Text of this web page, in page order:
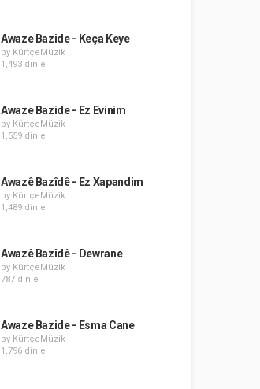
Awaze Bazide - Keça Keye
by KürtçeMüzik
1,493 dinle
Awaze Bazide - Ez Evinim
by KürtçeMüzik
1,559 dinle
Awazê Bazîdê - Ez Xapandim
by KürtçeMüzik
1,489 dinle
Awazê Bazîdê - Dewrane
by KürtçeMüzik
787 dinle
Awaze Bazide - Esma Cane
by KürtçeMüzik
1,796 dinle